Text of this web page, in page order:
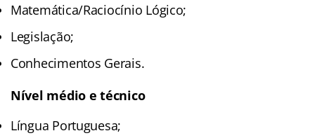
Matemática/Raciocínio Lógico;
Legislação;
Conhecimentos Gerais.
Nível médio e técnico
Língua Portuguesa;